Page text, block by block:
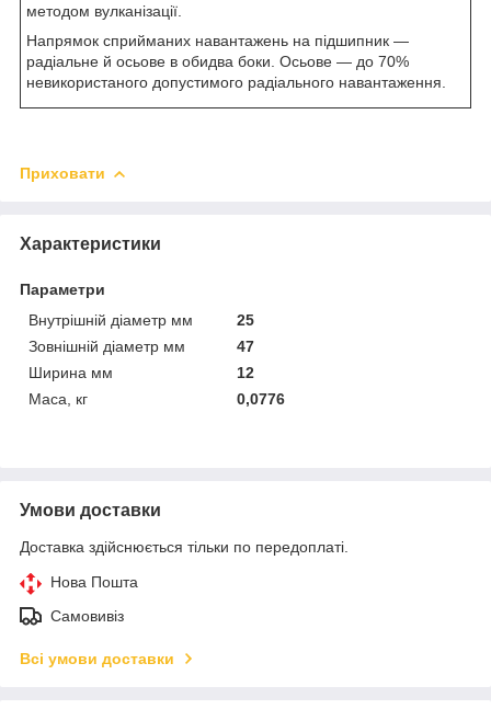
методом вулканізації.
Напрямок сприйманих навантажень на підшипник —
радіальне й осьове в обидва боки. Осьове — до 70%
невикористаного допустимого радіального навантаження.
Приховати
Характеристики
Параметри
Внутрішній діаметр мм
25
Зовнішній діаметр мм
47
Ширина мм
12
Маса, кг
0,0776
Умови доставки
Доставка здійснюється тільки по передоплаті.
Нова Пошта
Самовивіз
Всі умови доставки